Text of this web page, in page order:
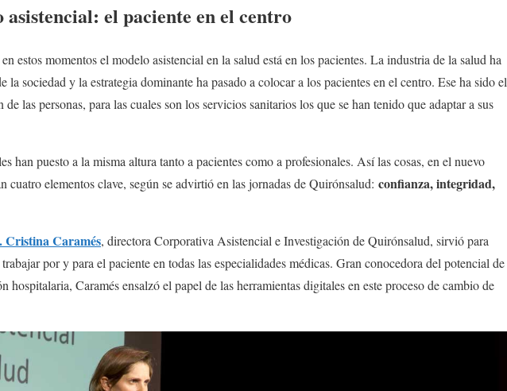
asistencial: el paciente en el centro
estos momentos el modelo asistencial en la salud está en los pacientes. La industria de la salud ha
la sociedad y la estrategia dominante ha pasado a colocar a los pacientes en el centro. Ese ha sido el
las personas, para las cuales son los servicios sanitarios los que se han tenido que adaptar a sus
han puesto a la misma altura tanto a pacientes como a profesionales. Así las cosas, en el nuevo
cuatro elementos clave, según se advirtió en las jornadas de Quirónsalud: confianza, integridad,
Cristina Caramés, directora Corporativa Asistencial e Investigación de Quirónsalud, sirvió para
por y para el paciente en todas las especialidades médicas. Gran conocedora del potencial de
hospitalaria, Caramés ensalzó el papel de las herramientas digitales en este proceso de cambio de